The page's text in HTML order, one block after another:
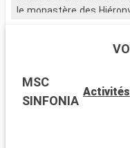
le monastère des
défendre la ville et
imprenable sur la ville et
la visite du quartier de
des ruelles étroites,
MSC
SINFONIA
Activités